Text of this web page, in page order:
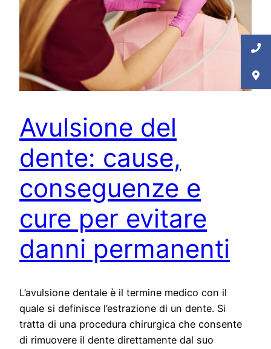
Avulsione del
dente: cause,
conseguenze e
cure per evitare
danni permanenti
L’avulsione dentale è il termine medico con il
quale si definisce l’estrazione di un dente. Si
tratta di una procedura chirurgica che consente
di rimuovere il dente direttamente dal suo